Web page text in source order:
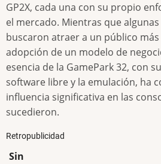
GP2X, cada una con su propio
el mercado. Mientras que
buscaron atraer a un público
adopción de un modelo de
esencia de la GamePark 32, con
software libre y la emulación, ha
influencia significativa en las
sucedieron.
Retropublicidad
Sin